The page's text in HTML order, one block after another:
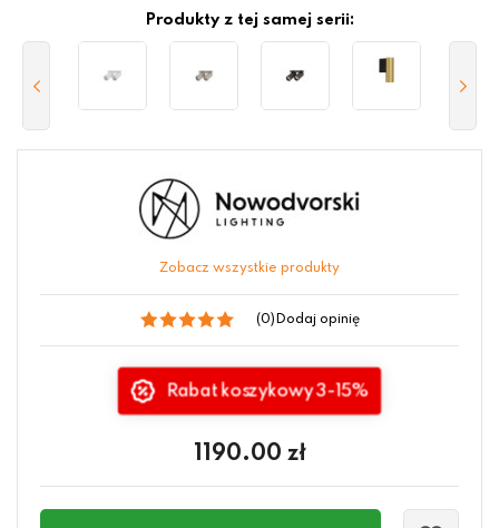
Produkty z tej samej serii:
Zobacz wszystkie produkty
(0) Dodaj opinię
Rabat koszykowy 3-15%
1190.00 zł